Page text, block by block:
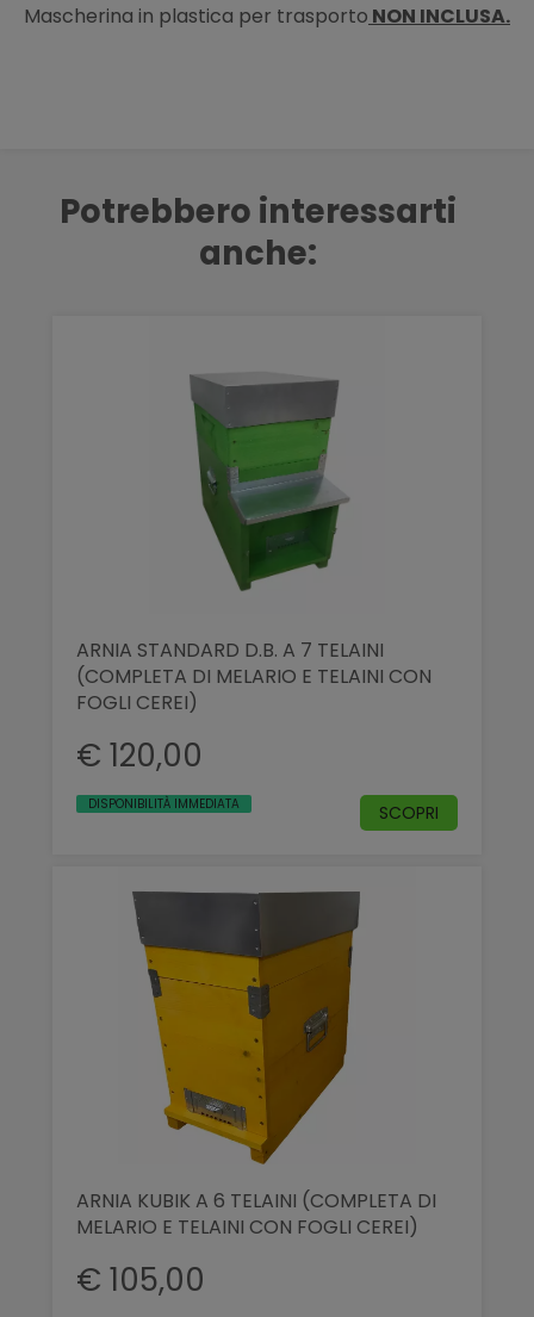
Mascherina in plastica per trasporto NON INCLUSA.
Potrebbero interessarti
anche:
ARNIA STANDARD D.B. A 7 TELAINI
(COMPLETA DI MELARIO E TELAINI CON
FOGLI CEREI)
€ 120,00
DISPONIBILITÀ IMMEDIATA SCOPRI
ARNIA KUBIK A 6 TELAINI (COMPLETA DI
MELARIO E TELAINI CON FOGLI CEREI)
€ 105,00